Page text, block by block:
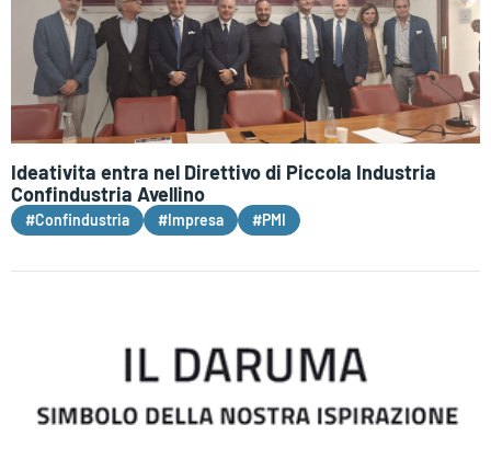
Ideativita entra nel Direttivo di Piccola Industria
Confindustria Avellino
#Confindustria #Impresa #PMI